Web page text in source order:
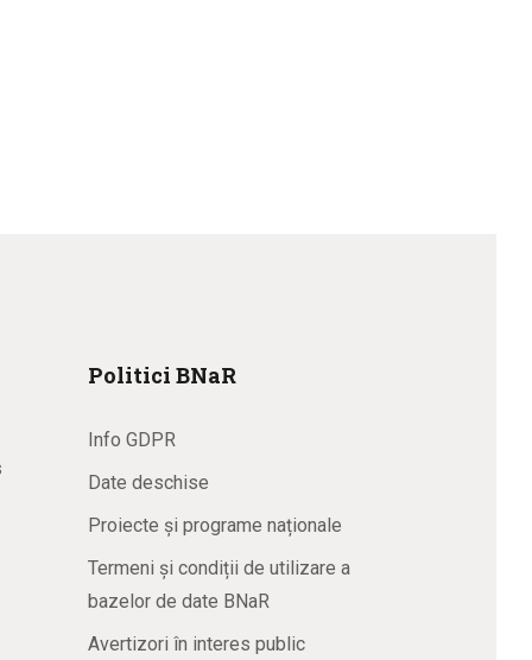
Politici BNaR
Info GDPR
Date deschise
Proiecte și programe naționale
Termeni și condiții de utilizare a
bazelor de date BNaR
Avertizori în interes public